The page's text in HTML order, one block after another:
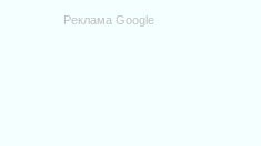
Реклама Google